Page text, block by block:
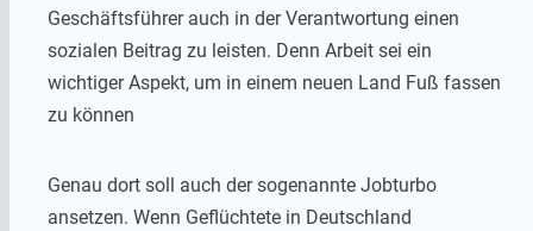
Geschäftsführer auch in der Verantwortung einen
sozialen Beitrag zu leisten. Denn Arbeit sei ein
wichtiger Aspekt, um in einem neuen Land Fuß fassen
zu können
Genau dort soll auch der sogenannte Jobturbo
ansetzen. Wenn Geflüchtete in Deutschland